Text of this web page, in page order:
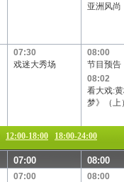
亚洲风尚
07:30
戏迷大秀场
08:00
节目预告
08:02
看大戏:
梦》（上
12:00-18:00 18:00-24:00
07:00 08:00
07:00
08:00